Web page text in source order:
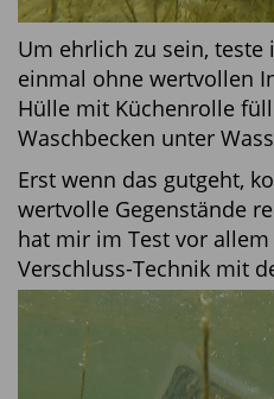
Um ehrlich zu sein,
einmal ohne wertvollen
Hülle mit Küchenrolle
Waschbecken unter
Erst wenn das gutgeht,
wertvolle Gegenstände
hat mir im Test vor
Verschluss-Technik mit